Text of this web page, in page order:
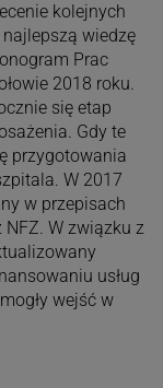
kolejnych
wiedzę
Prac
2018 roku.
się etap
Gdy te
przygotowania
W 2017
w przepisach
W związku z
usług
wejść w